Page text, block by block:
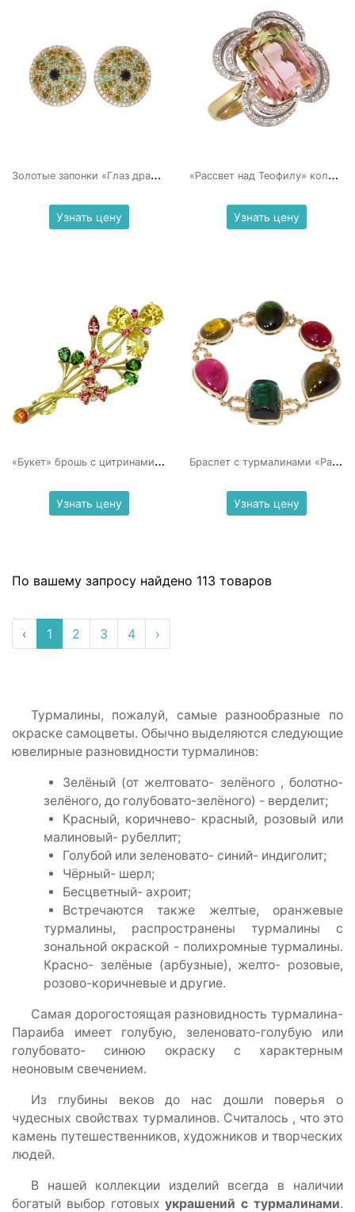
З
олотые запонки «Глаз дракона»
Узнать цену
«
Рассвет над Теофилу» кольцо с полихромным турмалином
Узнать цену
«
Букет» брошь с цитринами и шпинелью
Узнать цену
Б
раслет с турмалинами «Радуга»
Узнать цену
По вашему запросу найдено 113 товаров
‹ 1 2 3 4 ›
Турмалины, пожалуй, самые разнообразные по
окраске самоцветы. Обычно выделяются следующие
ювелирные разновидности турмалинов:
Зелёный (от желтовато- зелёного , болотно-
зелёного, до голубовато-зелёного) - верделит;
Красный, коричнево- красный, розовый или
малиновый- рубеллит;
Голубой или зеленовато- синий- индиголит;
Чёрный- шерл;
Бесцветный- ахроит;
Встречаются также желтые, оранжевые
турмалины, распространены турмалины с
зональной окраской - полихромные турмалины.
Красно- зелёные (арбузные), желто- розовые,
розово-коричневые и другие.
Самая дорогостоящая разновидность турмалина-
Параиба имеет голубую, зеленовато-голубую или
голубовато- синюю окраску с характерным
неоновым свечением.
Из глубины веков до нас дошли поверья о
чудесных свойствах турмалинов. Считалось , что это
камень путешественников, художников и творческих
людей.
В нашей коллекции изделий всегда в наличии
богатый выбор готовыхукрашений с турмалинами.